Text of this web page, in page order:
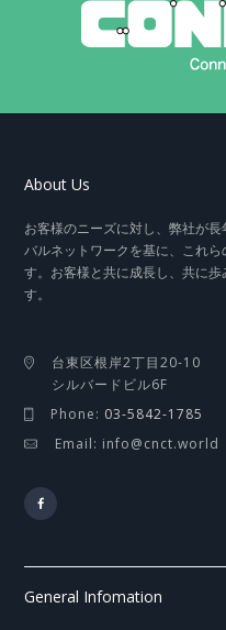
About Us
お客様のニーズに対し、弊社が
バルネットワークを基に、これ
す。お客様と共に成長し、共に
す。
台東区根岸2丁目20-10
シルバードビル6F
Phone: 03-5842-1785
Email: info@cnct.world
General Infomation